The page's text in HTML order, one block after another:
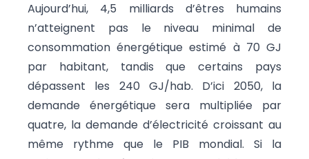
Aujourd’hui, 4,5 milliards d’êtres humains
n’atteignent pas le niveau minimal de
consommation énergétique estimé à 70 GJ
par habitant, tandis que certains pays
dépassent les 240 GJ/hab. D’ici 2050, la
demande énergétique sera multipliée par
quatre, la demande d’électricité croissant au
même rythme que le PIB mondial. Si la